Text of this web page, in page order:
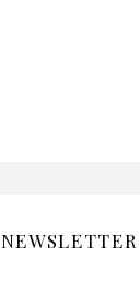
NEWSLETTER